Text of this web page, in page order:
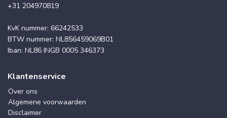
+31 204970819
KvK nummer: 66242533
BTW nummer: NL856459069B01
Iban: NL86 INGB 0005 346373
Klantenservice
Over ons
Algemene voorwaarden
Disclaimer